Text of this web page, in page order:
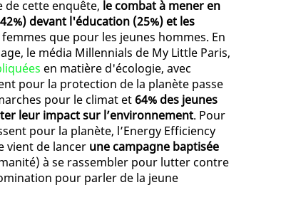
de cette enquête, le combat à mener en
devant l'éducation (25%) et les
que pour les jeunes hommes. En
le média Millennials de My Little Paris,
en matière d'écologie, avec
pour la protection de la planète passe
pour le climat et64% des jeunes
leur impact sur l’environnement. Pour
pour la planète, l’Energy Efficiency
vient de lancer une campagne baptisée
à se rassembler pour lutter contre
pour parler de la jeune